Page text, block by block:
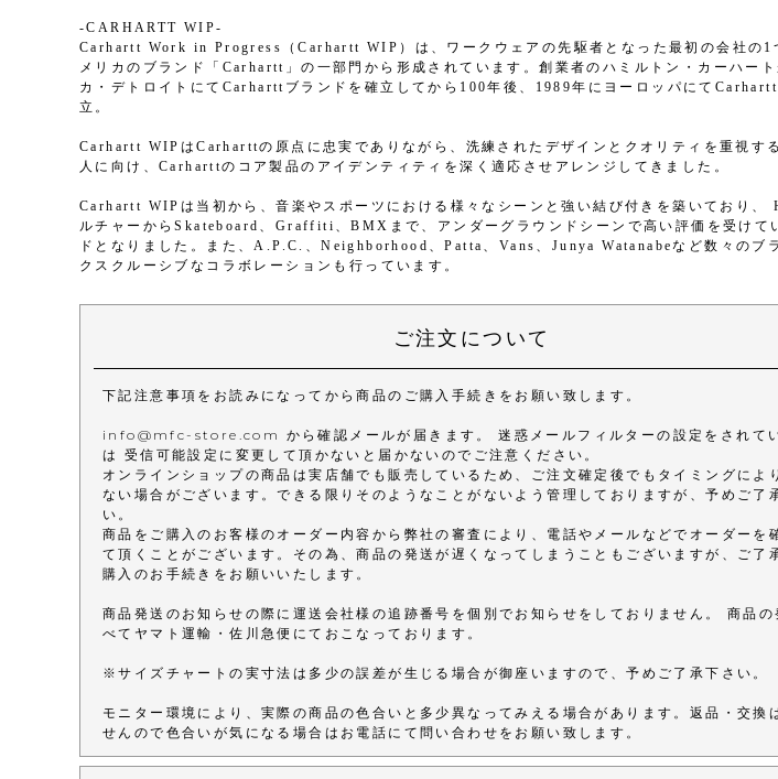
-CARHARTT WIP-
Carhartt Work in Progress（Carhartt WIP）は、ワークウェアの先駆者となった最初の会社の1
メリカのブランド「Carhartt」の一部門から形成されています。創業者のハミルトン・カーハート
カ・デトロイトにてCarharttブランドを確立してから100年後、1989年にヨーロッパにて
立。
Carhartt WIPはCarharttの原点に忠実でありながら、洗練されたデザインとクオリティを重視す
人に向け、Carharttのコア製品のアイデンティティを深く適応させアレンジしてきました。
Carhartt WIPは当初から、音楽やスポーツにおける様々なシーンと強い結び付きを築いており、
ルチャーからSkateboard、Graffiti、BMXまで、アンダーグラウンドシーンで高い評価を受けて
ドとなりました。また、A.P.C.、Neighborhood、Patta、Vans、Junya Watanabeなど数々のブ
クスクルーシブなコラボレーションも行っています。
ご注文について
下記注意事項をお読みになってから商品のご購入手続きをお願い致します。
info@mfc-store.com から確認メールが届きます。 迷惑メールフィルターの設定をされて
は 受信可能設定に変更して頂かないと届かないのでご注意ください。
オンラインショップの商品は実店舗でも販売しているため、ご注文確定後でもタイミングによ
ない場合がございます。できる限りそのようなことがないよう管理しておりますが、予めご了
い。
商品をご購入のお客様のオーダー内容から弊社の審査により、電話やメールなどでオーダーを
て頂くことがございます。その為、商品の発送が遅くなってしまうこともございますが、ご了
購入のお手続きをお願いいたします。
商品発送のお知らせの際に運送会社様の追跡番号を個別でお知らせをしておりません。 商品の
べてヤマト運輸・佐川急便にておこなっております。
※サイズチャートの実寸法は多少の誤差が生じる場合が御座いますので、予めご了承下さい。
モニター環境により、実際の商品の色合いと多少異なってみえる場合があります。返品・交換
せんので色合いが気になる場合はお電話にて問い合わせをお願い致します。